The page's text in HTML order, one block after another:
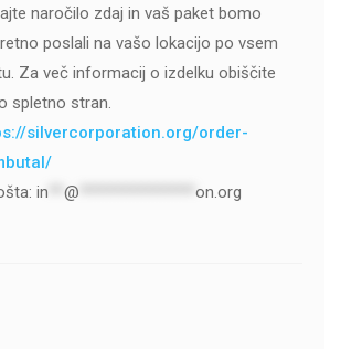
naročilo zdaj in vaš paket bomo
poslali na vašo lokacijo po vsem
Za več informacij o izdelku obiščite
spletno stran.
silvercorporation.org/order-
in @ on.org